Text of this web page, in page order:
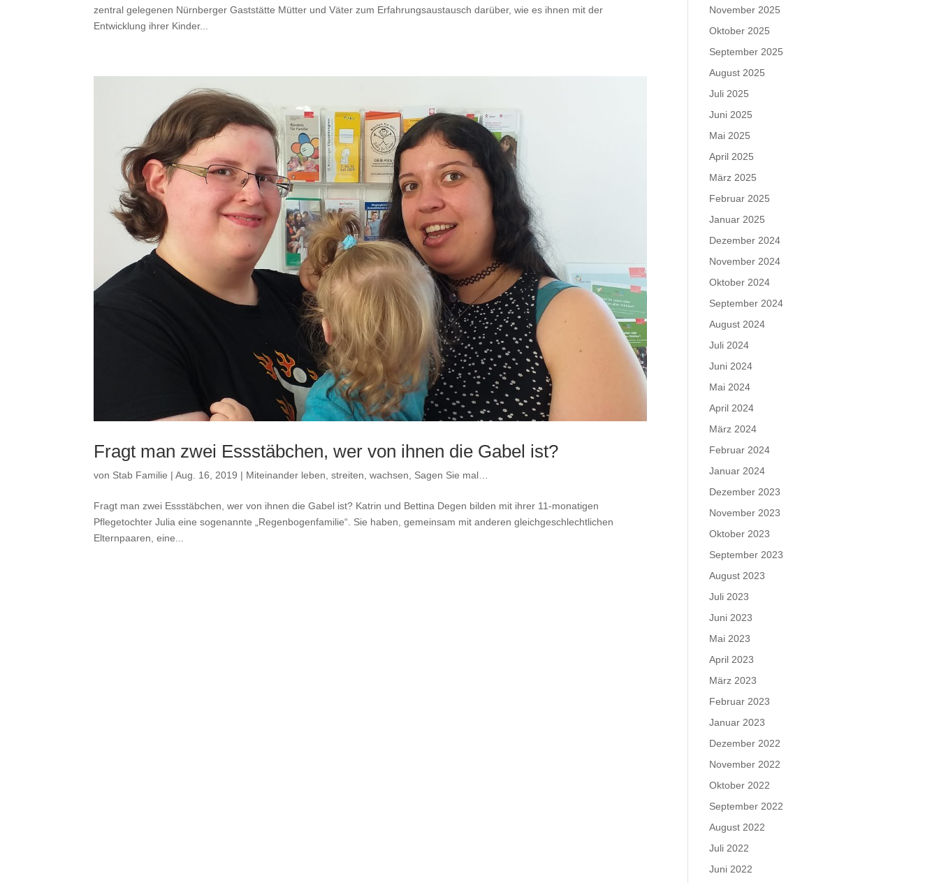
zentral gelegenen Nürnberger Gaststätte Mütter und Väter zum Erfahrungsaustausch darüber, wie es ihnen mit der
Entwicklung ihrer Kinder...
Fragt man zwei Essstäbchen, wer von ihnen die Gabel ist?
von Stab Familie |Aug. 16, 2019 | Miteinander leben, streiten, wachsen, Sagen Sie mal…
Fragt man zwei Essstäbchen, wer von ihnen die Gabel ist? Katrin und Bettina Degen bilden mit ihrer 11-monatigen
Pflegetochter Julia eine sogenannte „Regenbogenfamilie“. Sie haben, gemeinsam mit anderen gleichgeschlechtlichen
Elternpaaren, eine...
November 2025
Oktober 2025
September 2025
August 2025
Juli 2025
Juni 2025
Mai 2025
April 2025
März 2025
Februar 2025
Januar 2025
Dezember 2024
November 2024
Oktober 2024
September 2024
August 2024
Juli 2024
Juni 2024
Mai 2024
April 2024
März 2024
Februar 2024
Januar 2024
Dezember 2023
November 2023
Oktober 2023
September 2023
August 2023
Juli 2023
Juni 2023
Mai 2023
April 2023
März 2023
Februar 2023
Januar 2023
Dezember 2022
November 2022
Oktober 2022
September 2022
August 2022
Juli 2022
Juni 2022